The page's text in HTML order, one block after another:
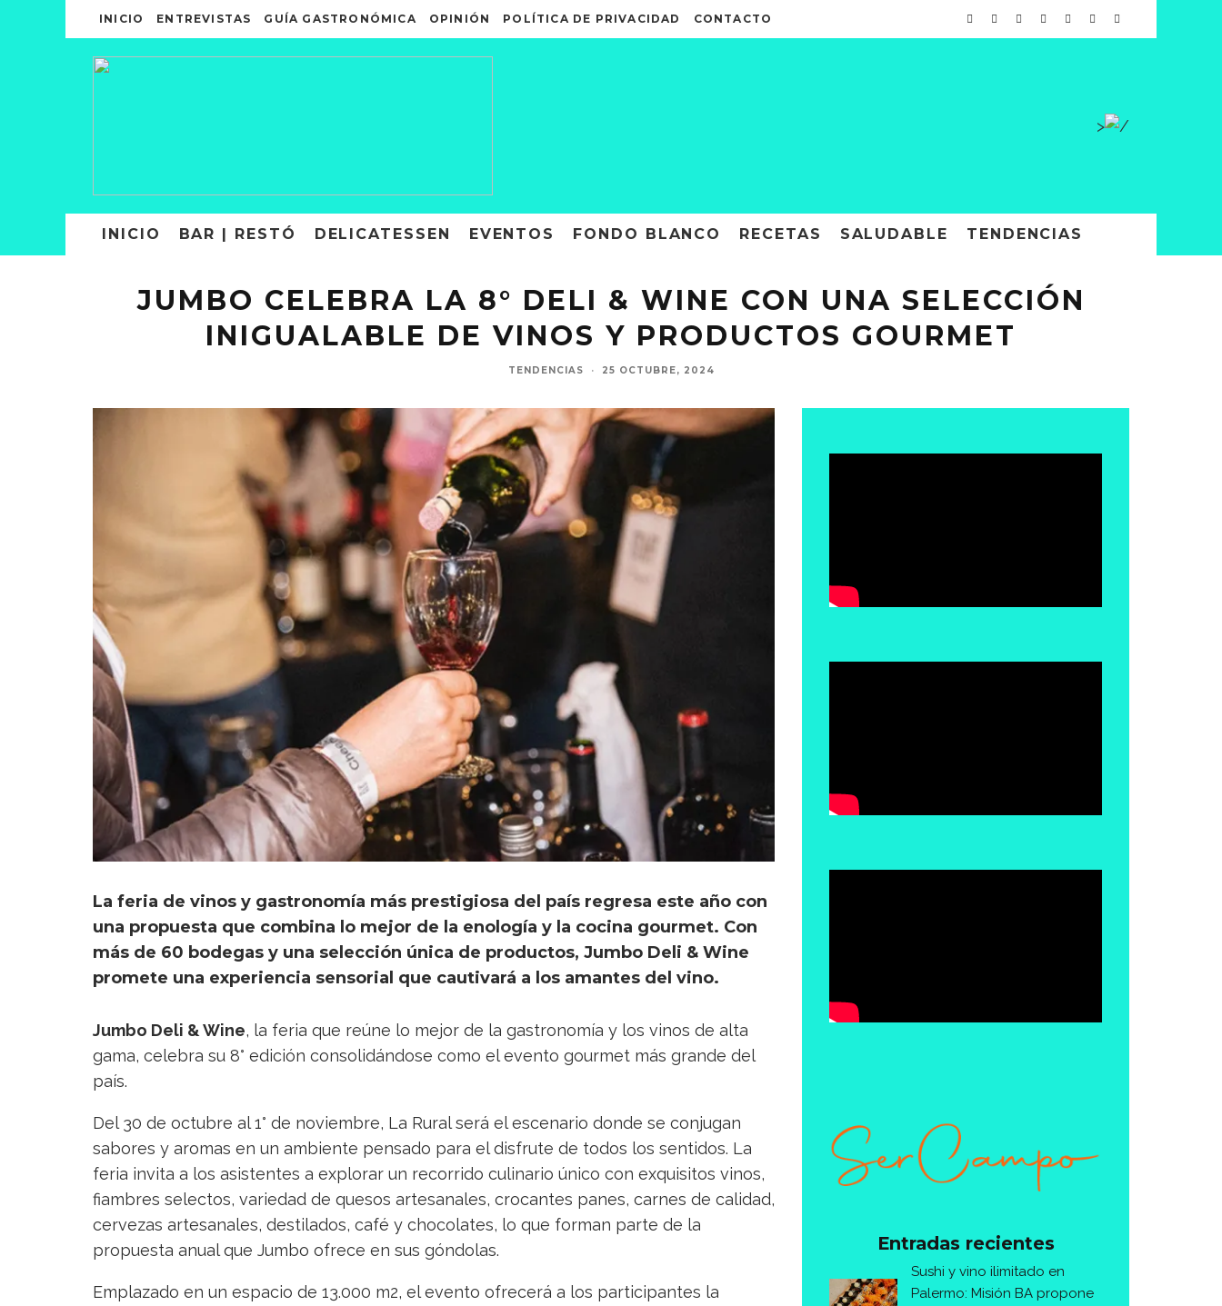
INICIO ENTREVISTAS GUÍA GASTRONÓMICA OPINIÓN POLÍTICA DE PRIVACIDAD CONTACTO
>
INICIO BAR | RESTÓ DELICATESSEN EVENTOS FONDO BLANCO RECETAS SALUDABLE TENDENCIAS
JUMBO CELEBRA LA 8° DELI & WINE CON UNA SELECCIÓN
INIGUALABLE DE VINOS Y PRODUCTOS GOURMET
TENDENCIAS · 25 OCTUBRE, 2024
La feria de vinos y gastronomía más prestigiosa del país regresa este año con
una propuesta que combina lo mejor de la enología y la cocina gourmet. Con
más de 60 bodegas y una selección única de productos, Jumbo Deli & Wine
promete una experiencia sensorial que cautivará a los amantes del vino.
Jumbo Deli & Wine, la feria que reúne lo mejor de la gastronomía y los vinos de alta
gama, celebra su 8° edición consolidándose como el evento gourmet más grande del
país.
Del 30 de octubre al 1° de noviembre, La Rural será el escenario donde se conjugan
sabores y aromas en un ambiente pensado para el disfrute de todos los sentidos. La
feria invita a los asistentes a explorar un recorrido culinario único con exquisitos vinos,
fiambres selectos, variedad de quesos artesanales, crocantes panes, carnes de calidad,
cervezas artesanales, destilados, café y chocolates, lo que forman parte de la
propuesta anual que Jumbo ofrece en sus góndolas.
Emplazado en un espacio de 13.000 m2, el evento ofrecerá a los participantes la
Entradas recientes
Sushi y vino ilimitado en
Palermo: Misión BA propone